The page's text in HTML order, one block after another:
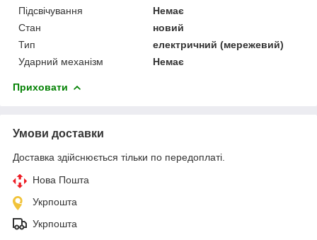
Підсвічування
Немає
Стан
новий
Тип
електричний (мережевий)
Ударний механізм
Немає
Приховати
Умови доставки
Доставка здійснюється тільки по передоплаті.
Нова Пошта
Укрпошта
Укрпошта